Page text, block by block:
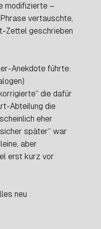
modifizierte –
vertauschte,
Zettel geschrieben
Anekdote führte:
die dafür
Abteilung die
eher
später“ war
aber
erst kurz vor
neu